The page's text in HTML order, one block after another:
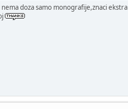
doza samo monografije,znaci ekstra